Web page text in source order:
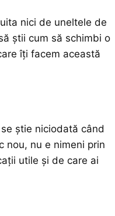
nici de uneltele de
știi cum să schimbi o
îți facem această
știe niciodată când
nou, nu e nimeni prin
utile și de care ai